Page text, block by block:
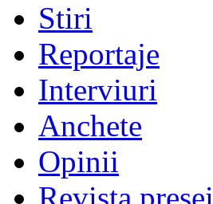
Stiri
Reportaje
Interviuri
Anchete
Opinii